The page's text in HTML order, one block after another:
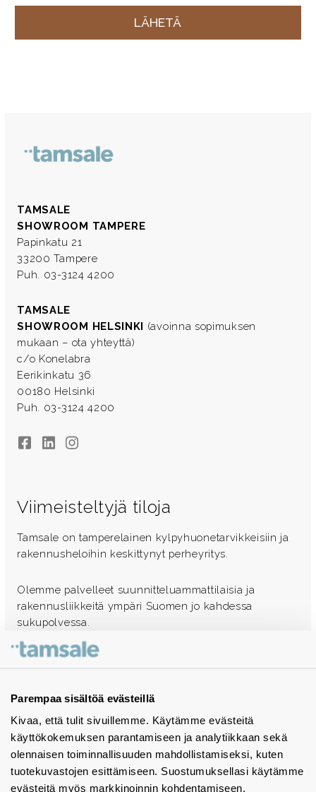
Parempaa sisältöä evästeillä
Kivaa, että tulit sivuillemme. Käytämme evästeitä
käyttökokemuksen parantamiseen ja analytiikkaan sekä
olennaisen toiminnallisuuden mahdollistamiseksi, kuten
tuotekuvastojen esittämiseen. Suostumuksellasi käytämme
evästeitä myös markkinoinnin kohdentamiseen.
TAMSALE
SHOWROOM TAMPERE
Papinkatu 21
33200 Tampere
Puh. 03-3124 4200
TAMSALE
SHOWROOM HELSINKI (avoinna sopimuksen
mukaan – ota yhteyttä)
c/o Konelabra
Eerikinkatu 36
00180 Helsinki
Puh. 03-3124 4200
FacebookLinkedInInstagram
Viimeisteltyjä tiloja
Tamsale on tamperelainen kylpyhuonetarvikkeisiin ja
rakennusheloihin keskittynyt perheyritys.
Olemme palvelleet suunnitteluammattilaisia ja
rakennusliikkeitä ympäri Suomen jo kahdessa
sukupolvessa.
Ota yhteyttä - autamme mielellämme
Tuotekuvastot
Instagram
BIM-objektit
Yhteystiedot